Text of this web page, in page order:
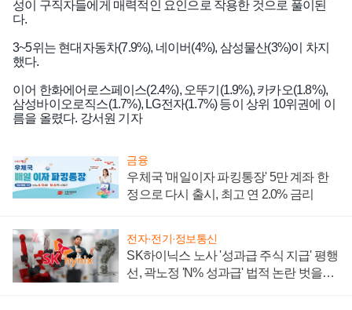
성이 구직자들에게 매력적인 요인으로 작용한 것으로 풀이된
다.
3~5위는 현대자동차(7.9%), 네이버(4%), 삼성물산(3%)이 차지
했다.
이어 한화에어로스페이스(2.4%), 오뚜기(1.9%), 카카오(1.8%),
삼성바이오로직스(1.7%), LG전자(1.7%) 등이 상위 10위권에 이
름을 올렸다. 강서원 기자
인기기사
금융
우체국 '매일이자 파킹통장' 5만 계좌 한
정으로 다시 출시, 최고 연 2.0% 금리
전자·전기·정보통신
SK하이닉스 노사 '성과급 주식 지급' 평행
선, 곽노정 'N% 성과급' 법적 논란 벗을지